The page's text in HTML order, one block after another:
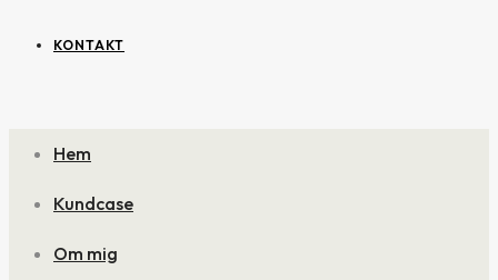
KONTAKT
Hem
Kundcase
Om mig